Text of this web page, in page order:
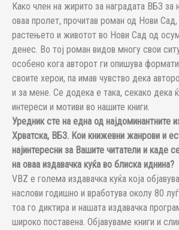
Како член на жирито за наградата ВБЗ за
оваа пролет, прочитав роман од Нови Сад,
растењето и животот во Нови Сад од
денес. Во тој роман видов многу свои
особено кога авторот ги опишува
своите херои, па имав чувство дека
и за мене. Се додека е така, секако дека
интереси и мотиви во нашите книги.
Уредник сте на една од најдоминантните
Хрватска, ВБЗ. Кои книжевни жанрови и
најинтересни за Вашите читатели и каде
на оваа издавачка куќа во блиска иднина?
VBZ е голема издавачка куќа која
наслови годишно и вработува околу 80
тоа го диктира и нашата издавачка
широко поставена. Објавуваме книги и